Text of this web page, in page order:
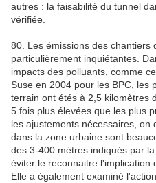
autres : la faisabilité du tunnel
vérifiée.
80. Les émissions des chantiers
particulièrement inquiétantes.
impacts des polluants, comme
Suse en 2004 pour les BPC, les
terrain ont étés à 2,5 kilomètres
5 fois plus élevées que les plus
les ajustements nécessaires,
dans la zone urbaine sont
des 3-400 mètres indiqués par
éviter le reconnaitre l'implication
Elle a également examiné